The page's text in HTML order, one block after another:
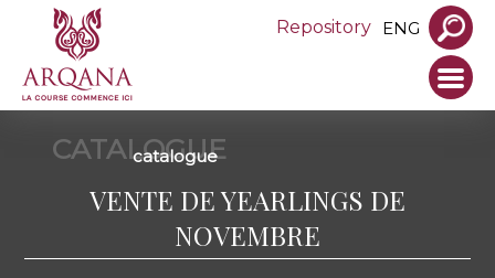
Repository ENG
CATALOGUE
catalogue
VENTE DE YEARLINGS DE
NOVEMBRE